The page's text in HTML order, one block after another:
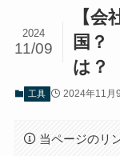
【
国？
は？
2024
11/09
工具 2024年11月
当ページのリ